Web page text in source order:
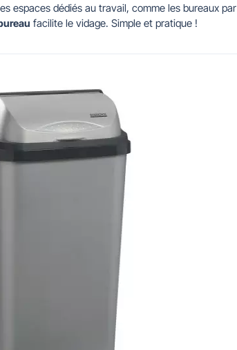
espaces dédiés au travail, comme les bureaux par
facilite le vidage. Simple et pratique !